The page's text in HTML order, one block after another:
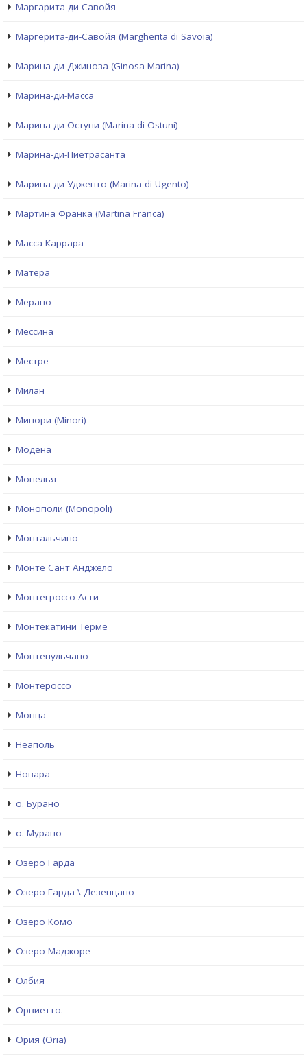
Маргарита ди Савойя
Маргерита-ди-Савойя (Margherita di Savoia)
Марина-ди-Джиноза (Ginosa Marina)
Марина-ди-Масса
Марина-ди-Остуни (Marina di Ostuni)
Марина-ди-Пиетрасанта
Марина-ди-Удженто (Marina di Ugento)
Мартина Франка (Martina Franca)
Масса-Каррара
Матера
Мерано
Мессина
Местре
Милан
Минори (Minori)
Модена
Монелья
Монополи (Monopoli)
Монтальчино
Монте Сант Анджело
Монтегроссо Асти
Монтекатини Терме
Монтепульчано
Монтероссо
Монца
Неаполь
Новара
о. Бурано
о. Мурано
Озеро Гарда
Озеро Гарда \ Дезенцано
Озеро Комо
Озеро Маджоре
Олбия
Орвиетто.
Ория (Oria)